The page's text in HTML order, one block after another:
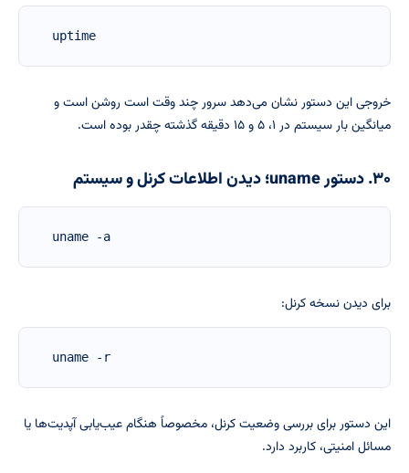
uptime
خروجی این دستور نشان می‌دهد سرور چند وقت است روشن است و
میانگین بار سیستم در ۱، ۵ و ۱۵ دقیقه گذشته چقدر بوده است.
۳۰. دستور uname؛ دیدن اطلاعات کرنل و سیستم
uname -a
برای دیدن نسخه کرنل:
uname -r
این دستور برای بررسی وضعیت کرنل، مخصوصاً هنگام عیب‌یابی آپدیت‌ها یا
مسائل امنیتی، کاربرد دارد.